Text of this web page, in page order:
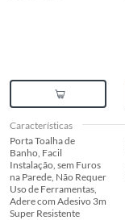
Características
Porta Toalha de
Banho, Facil
Instalação, sem Furos
na Parede, Não Requer
Uso de Ferramentas,
Adere com Adesivo 3m
Super Resistente